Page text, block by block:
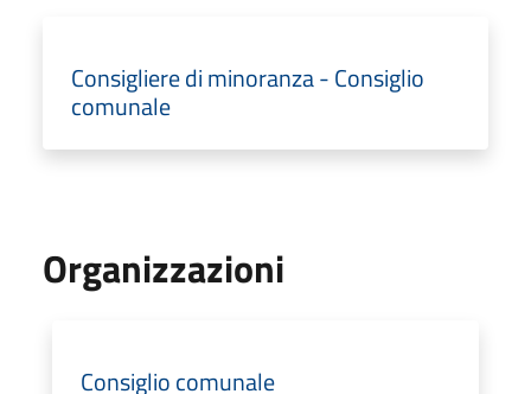
Consigliere di minoranza - Consiglio
comunale
Organizzazioni
Consiglio comunale